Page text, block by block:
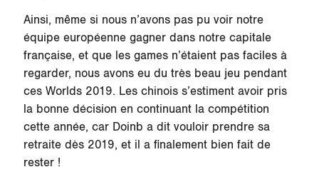
Ainsi, même si nous n’avons pas pu voir notre
équipe européenne gagner dans notre capitale
française, et que les games n’étaient pas faciles à
regarder, nous avons eu du très beau jeu pendant
ces Worlds 2019. Les chinois s’estiment avoir pris
la bonne décision en continuant la compétition
cette année, car Doinb a dit vouloir prendre sa
retraite dès 2019, et il a finalement bien fait de
rester !